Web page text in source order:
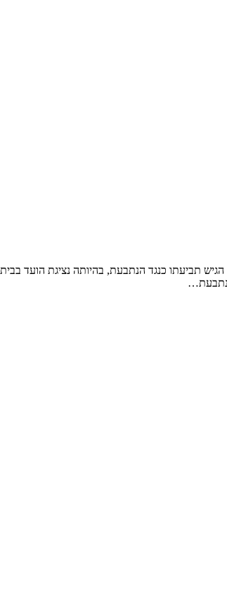
בעלים של דירה בבית המשותף שבשדרות ניצה 22 בנתניה הבנוי על חלקה 165 בגוש 8272 בדירה